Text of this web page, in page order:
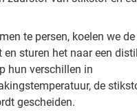
te persen, koelen we
en sturen het naar een
hun verschillen in
de
gescheiden.